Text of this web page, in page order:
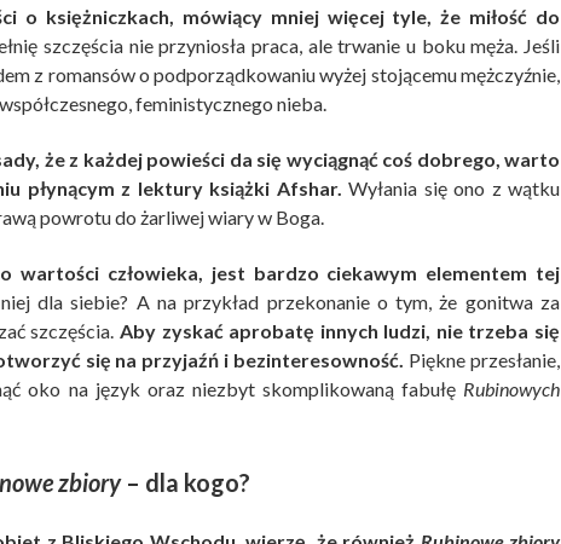
o księżniczkach, mówiący mniej więcej tyle, że miłość do
szczęścia nie przyniosła praca, ale trwanie u boku męża. Jeśli
z romansów o podporządkowaniu wyżej stojącemu mężczyźnie,
feministycznego nieba.
że z każdej powieści da się wyciągnąć coś dobrego, warto
płynącym z lektury książki Afshar. Wyłania się ono z wątku
powrotu do żarliwej wiary w Boga.
wartości człowieka, jest bardzo ciekawym elementem tej
dla siebie? A na przykład przekonanie o tym, że gonitwa za
szczęścia. Aby zyskać aprobatę innych ludzi, nie trzeba się
się na przyjaźń i bezinteresowność. Piękne przesłanie,
oko na język oraz niezbyt skomplikowaną fabułę Rubinowych
zbiory– dla kogo?